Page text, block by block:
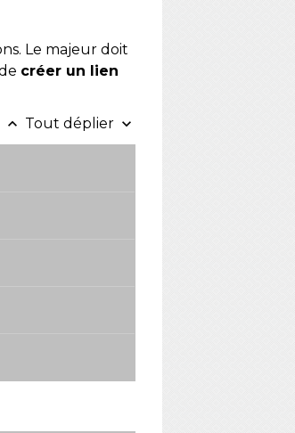
Le majeur doit
créer un lien
keyboard_arrow_up Tout déplier keyboard_arrow_down